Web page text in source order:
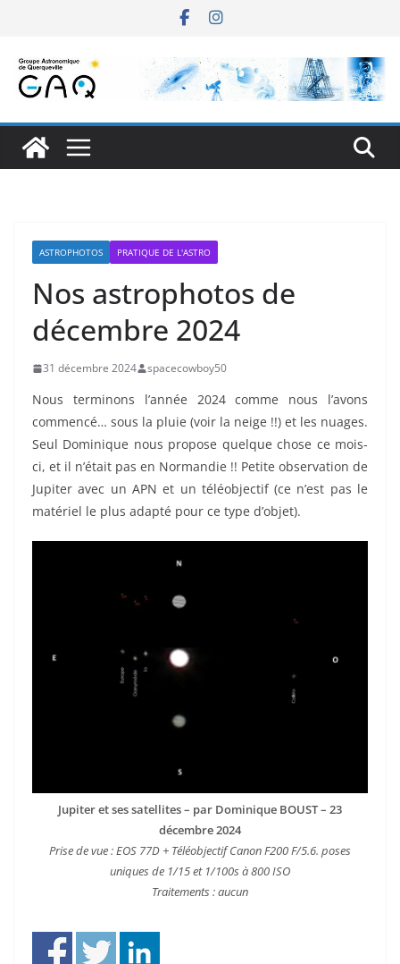
contenu
ASTROPHOTOS PRATIQUE DE L'ASTRO
Nos astrophotos de
décembre 2024
31 décembre 2024 spacecowboy50
Nous terminons l’année 2024 comme nous l’avons
commencé… sous la pluie (voir la neige !!) et les nuages.
Seul Dominique nous propose quelque chose ce mois-
ci, et il n’était pas en Normandie !! Petite observation de
Jupiter avec un APN et un téléobjectif (ce n’est pas le
matériel le plus adapté pour ce type d’objet).
Jupiter et ses satellites – par Dominique BOUST – 23
décembre 2024
Prise de vue : EOS 77D + Téléobjectif Canon F200 F/5.6. poses
uniques de 1/15 et 1/100s à 800 ISO
Traitements : aucun